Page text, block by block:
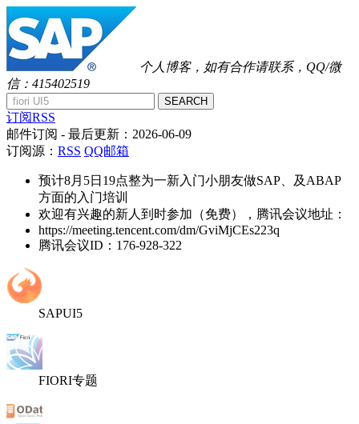
个人博客，如有合作请联系，QQ/微
信：415402519
SEARCH
订阅RSS
邮件订阅 - 最后更新： 2026-06-09
订阅源： RSS QQ邮箱
预计8月5日19点整为一新入门小朋友做SAP、及ABAP
方面的入门培训
欢迎有兴趣的新人到时参加（免费），腾讯会议地址：
https://meeting.tencent.com/dm/GviMjCEs223q
腾讯会议ID：176-928-322
SAPUI5
FIORI专题